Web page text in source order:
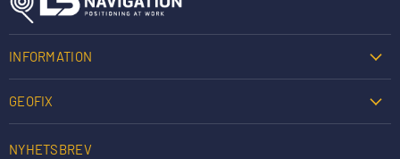
INFORMATION
GEOFIX
NYHETSBREV